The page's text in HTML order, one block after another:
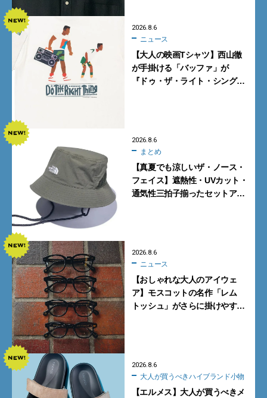
2026.8.6
ニュース
【大人の映画Tシャツ】西山徹
が手掛ける「バッファ」が
『ドゥ・ザ・ライト・シング』
2026.8.6
まとめ
【真夏でも涼しいザ・ノース・
フェイス】遮熱性・UVカット・
通気性三拍子揃ったセットアッ
2026.8.6
ニュース
【おしゃれな大人のアイウェ
ア】モスコットの名作「レム
トッシュ」がさらに掛けやす
2026.8.6
大人が買うべきハイブランド小物
【エルメス】大人が買うべきメ